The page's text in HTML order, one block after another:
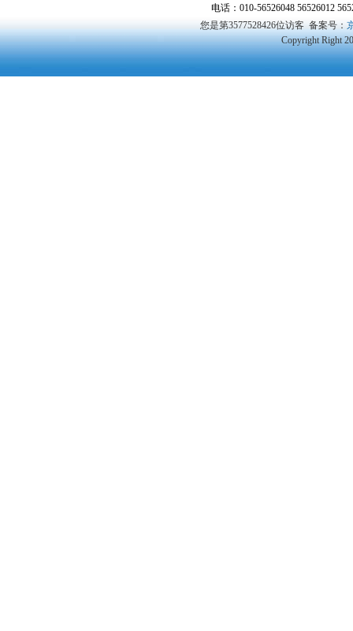
电话：010-56526048 56526012
您是第3577528426位访客 备案号：
Copyright Right